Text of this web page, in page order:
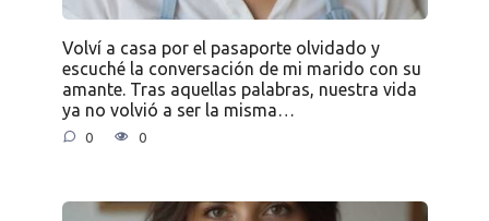
Volví a casa por el pasaporte olvidado y
escuché la conversación de mi marido con su
amante. Tras aquellas palabras, nuestra vida
ya no volvió a ser la misma…
0 0